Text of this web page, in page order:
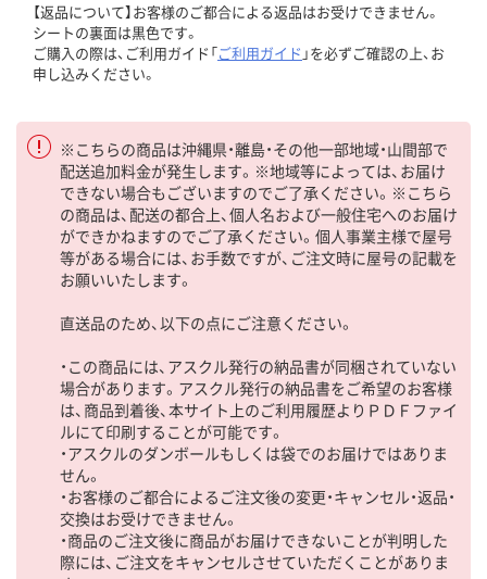
【返品について】お客様のご都合による返品はお受けできません。
シートの裏面は黒色です。
ご購入の際は、ご利用ガイド「ご利用ガイド 」を必ずご確認の上、お
申し込みください。
※こちらの商品は沖縄県・離島・その他一部地域・山間部で
配送追加料金が発生します。※地域等によっては、お届け
できない場合もございますのでご了承ください。※こちら
の商品は、配送の都合上、個人名および一般住宅へのお届け
ができかねますのでご了承ください。個人事業主様で屋号
等がある場合には、お手数ですが、ご注文時に屋号の記載を
お願いいたします。
直送品のため、以下の点にご注意ください。
・この商品には、アスクル発行の納品書が同梱されていない
場合があります。アスクル発行の納品書をご希望のお客様
は、商品到着後、本サイト上のご利用履歴よりＰＤＦファイ
ルにて印刷することが可能です。
・アスクルのダンボールもしくは袋でのお届けではありま
せん。
・お客様のご都合によるご注文後の変更・キャンセル・返品・
交換はお受けできません。
・商品のご注文後に商品がお届けできないことが判明した
際には、ご注文をキャンセルさせていただくことがありま